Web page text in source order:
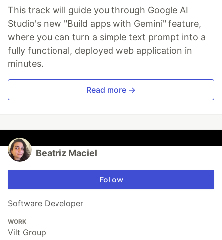
This track will guide you through Google AI
Studio's new "Build apps with Gemini" feature,
where you can turn a simple text prompt into a
fully functional, deployed web application in
minutes.
Read more →
Beatriz Maciel
Follow
Software Developer
WORK
Vilt Group